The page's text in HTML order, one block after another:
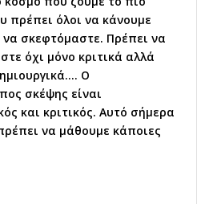
πρέπει όλοι να κάνουμε
σκεφτόμαστε. Πρέπει να
όχι μόνο κριτικά αλλά
Ο
σκέψης είναι
και κριτικός. Αυτό σήμερα
να μάθουμε κάποιες